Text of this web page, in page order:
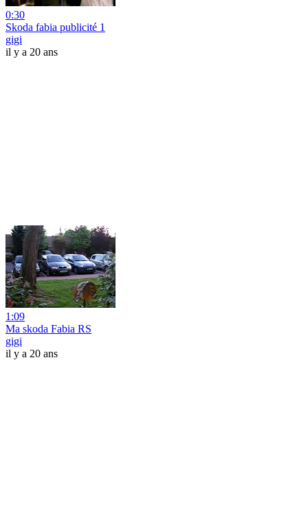
0:30
Skoda fabia publicité 1
gigi
il y a 20 ans
1:09
Ma skoda Fabia RS
gigi
il y a 20 ans